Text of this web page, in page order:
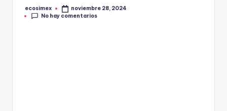
Publicado
por
ecosimex
noviembre 28, 2024
No hay comentarios